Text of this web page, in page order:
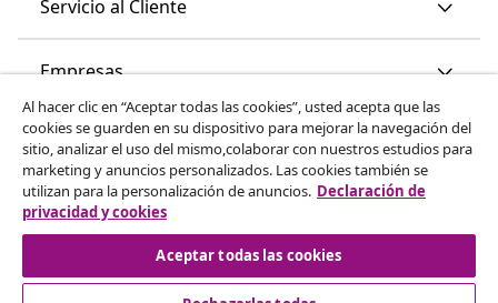
Servicio al Cliente
Empresas
vidaXL
Descubre mas
Al hacer clic en “Aceptar todas las cookies”, usted acepta que las
cookies se guarden en su dispositivo para mejorar la navegación del
sitio, analizar el uso del mismo,colaborar con nuestros estudios para
marketing y anuncios personalizados. Las cookies también se
utilizan para la personalización de anuncios. Declaración de
privacidad y cookies
Aceptar todas las cookies